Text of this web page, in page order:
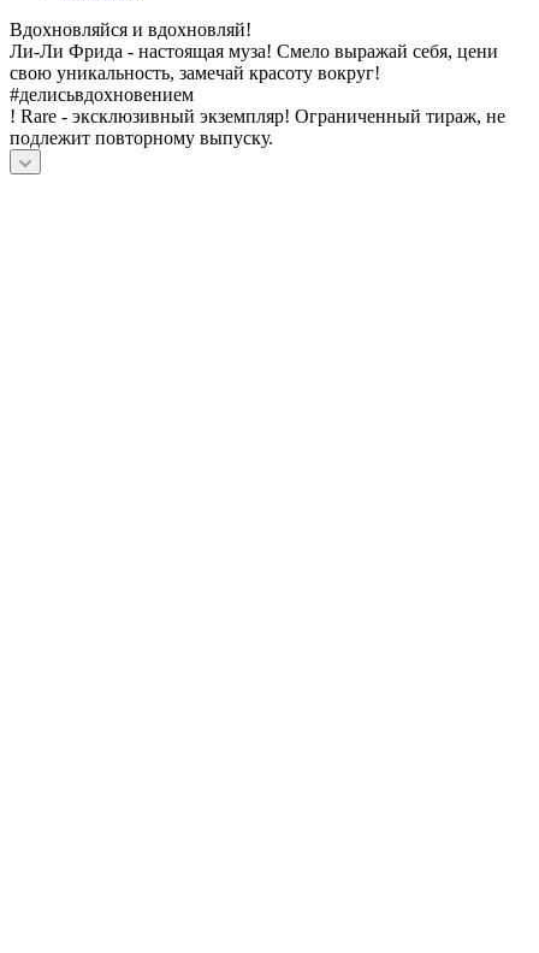
Вдохновляйся и вдохновляй!
Ли-Ли Фрида - настоящая муза! Смело выражай себя, цени
свою уникальность, замечай красоту вокруг!
#делисьвдохновением
! Rare - эксклюзивный экземпляр! Ограниченный тираж, не
подлежит повторному выпуску.